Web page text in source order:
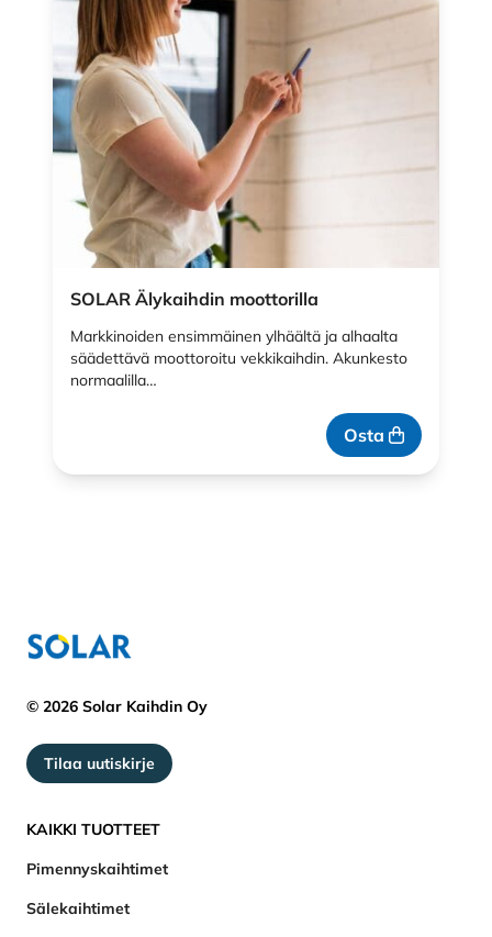
SOLAR Älykaihdin moottorilla
Markkinoiden ensimmäinen ylhäältä ja alhaalta
säädettävä moottoroitu vekkikaihdin. Akunkesto
normaalilla…
Osta
© 2026 Solar Kaihdin Oy
Tilaa uutiskirje
KAIKKI TUOTTEET
Pimennyskaihtimet
Sälekaihtimet